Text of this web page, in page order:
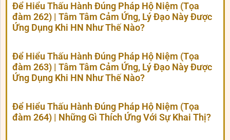
Để Hiểu Thấu Hành Đúng Pháp Hộ Niệm (Tọa
đàm 262) | Tâm Tâm Cảm Ứng, Lý Đạo Này Được
Ứng Dụng Khi HN Như Thế Nào?
Để Hiểu Thấu Hành Đúng Pháp Hộ Niệm (Tọa
đàm 263) | Tâm Tâm Cảm Ứng, Lý Đạo Này Được
Ứng Dụng Khi HN Như Thế Nào?
Để Hiểu Thấu Hành Đúng Pháp Hộ Niệm (Tọa
đàm 264) | Những Gì Thích Ứng Với Sự Khai Thị?